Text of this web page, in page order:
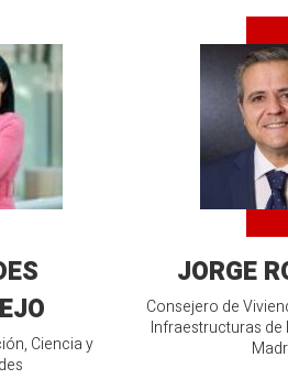
Ciencia y
JORGE
Consejero de
Infraestructuras de